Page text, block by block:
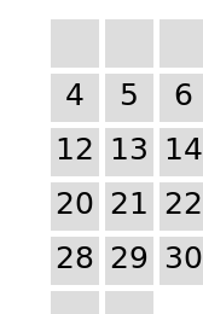
4
5 6
12 13 14
20 21 22
28 29 30